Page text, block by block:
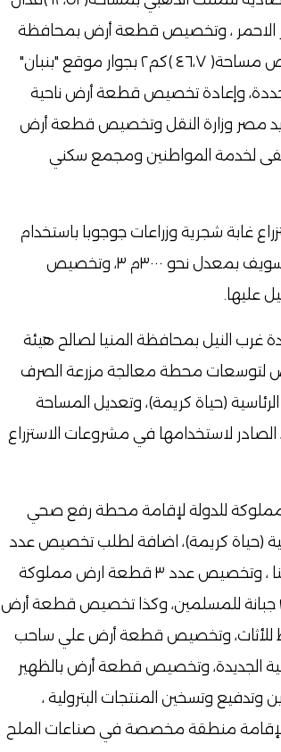
الاحمر ، وتخصيص قطعة أرض بمحافظة
الدقهلية لإقامة استاد دكرنس الرياضي ، وكذا تخصيص مساحة( ٤٦،٧ )كم٢ بجوار موقع "بنبان"
وإعادة تخصيص قطعة أرض ناحية
مصر وزارة النقل وتخصيص قطعة أرض
لخدمة المواطنين ومجمع سكني
حوالي ٢٠٠ فدان لاستزراع غابة شجرية وزراعات جوجوبا باستخدام
مياه الصرف الصناعي الناتجة من محطة كهرباء بني سويف بمعدل نحو ٣٠٠٠م ٣، وتخصيص
النيل بمحافظة المنيا لصالح هيئة
لتوسعات محطة معالجة مزرعة الصرف
(حياة كريمة)، وتعديل المساحة
المدرجة بقرار رئيس مجلس الوزراء رقم ١١٥ لسنة ٢٠١٥، الصادر لاستخدامها في مشروعات الاستزراع
للدولة لإقامة محطة رفع صحي
(حياة كريمة)، اضافة لطلب تخصيص عدد
٣ قطع أراضي لإنشاء مدارس بمحافظتي أسيوط وقنا ، وتخصيص عدد ٣ قطعة ارض مملوكة
للدولة بمحافظة قنا والأقصر لإقامة مسجد وعدد ٢ جبانة للمسلمين، وكذا تخصيص قطعة أرض
للأثاث، وتخصيص قطعة أرض علي ساحب
الجديدة، وتخصيص قطعة أرض بالظهير
وتسخين المنتجات البترولية ،
لإقامة منطقة مخصصة في صناعات الملح